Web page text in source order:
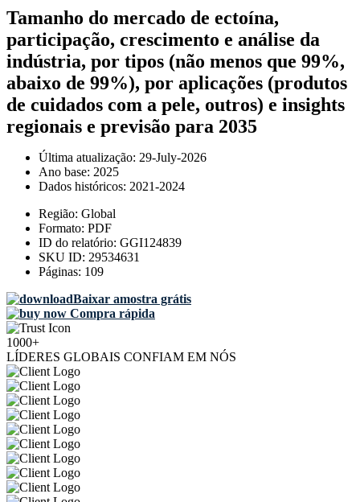
Tamanho do mercado de ectoína,
participação, crescimento e análise da
indústria, por tipos (não menos que 99%,
abaixo de 99%), por aplicações (produtos
de cuidados com a pele, outros) e insights
regionais e previsão para 2035
Última atualização: 29-July-2026
Ano base: 2025
Dados históricos: 2021-2024
Região: Global
Formato: PDF
ID do relatório: GGI124839
SKU ID: 29534631
Páginas: 109
Baixar amostra grátis
Compra rápida
1000+
LÍDERES GLOBAIS CONFIAM EM NÓS